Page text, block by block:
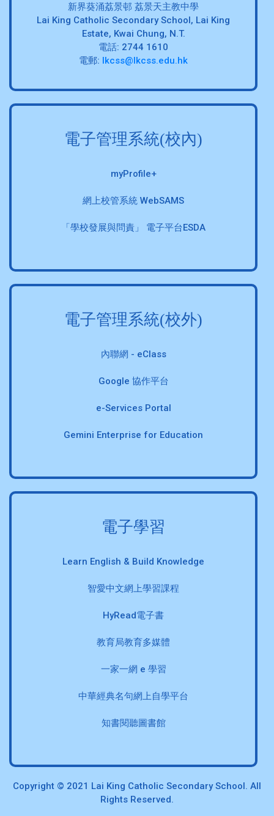
新界葵涌荔景邨 荔景天主教中學
Lai King Catholic Secondary School, Lai King
Estate, Kwai Chung, N.T.
電話: 2744 1610
電郵: lkcss@lkcss.edu.hk
電子管理系統(校內)
myProfile+
網上校管系統 WebSAMS
「學校發展與問責」 電子平台ESDA
電子管理系統(校外)
內聯網 - eClass
Google 協作平台
e-Services Portal
Gemini Enterprise for Education
電子學習
Learn English & Build Knowledge
智愛中文網上學習課程
HyRead電子書
教育局教育多媒體
一家一網 e 學習
中華經典名句網上自學平台
知書閱聽圖書館
Copyright © 2021 Lai King Catholic Secondary School. All
Rights Reserved.